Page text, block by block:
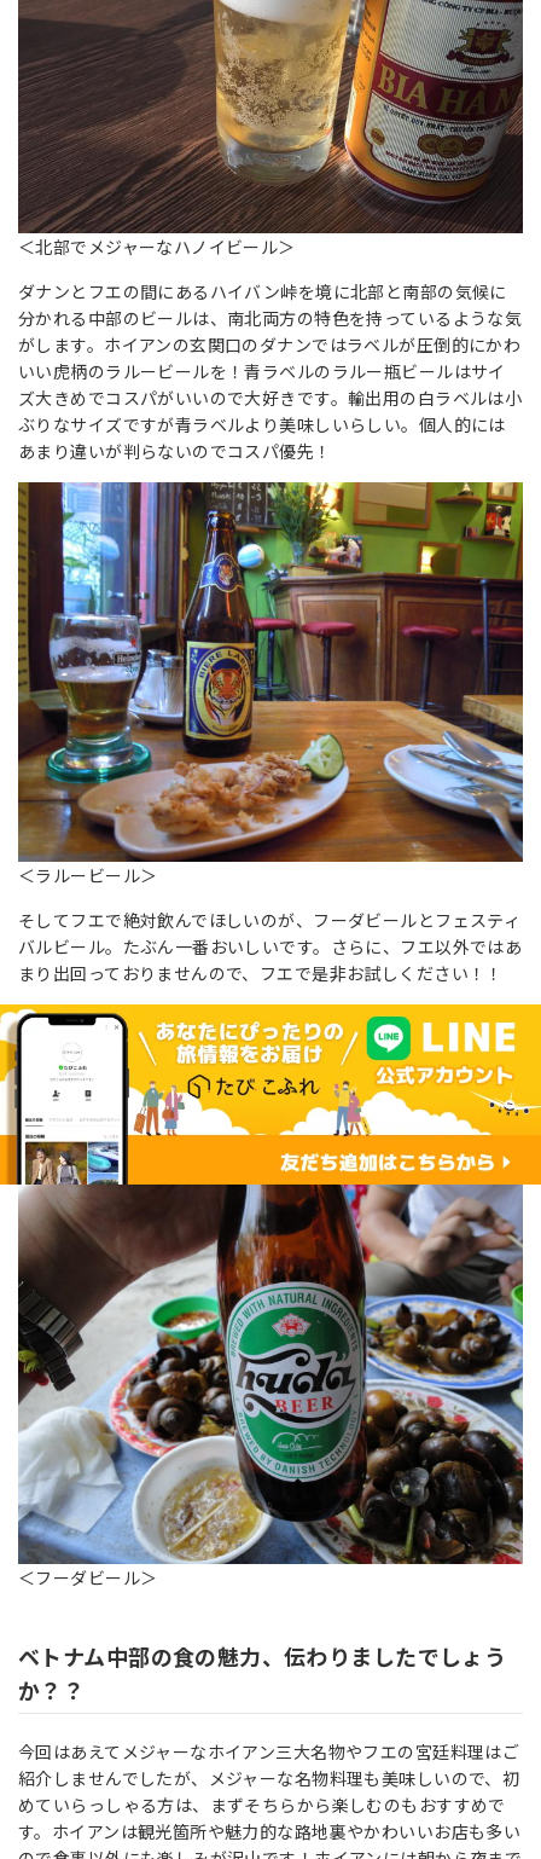
＜北部でメジャーなハノイビール＞
ダナンとフエの間にあるハイバン峠を境に北部と南部の気候に
分かれる中部のビールは、南北両方の特色を持っているような気
がします。ホイアンの玄関口のダナンではラベルが圧倒的にかわ
いい虎柄のラルービールを！青ラベルのラルー瓶ビールはサイ
ズ大きめでコスパがいいので大好きです。輸出用の白ラベルは小
ぶりなサイズですが青ラベルより美味しいらしい。個人的には
あまり違いが判らないのでコスパ優先！
＜ラルービール＞
そしてフエで絶対飲んでほしいのが、フーダビールとフェスティ
バルビール。たぶん一番おいしいです。さらに、フエ以外ではあ
まり出回っておりませんので、フエで是非お試しください！！
＜フーダビール＞
ベトナム中部の食の魅力、伝わりましたでしょう
か？？
今回はあえてメジャーなホイアン三大名物やフエの宮廷料理はご
紹介しませんでしたが、メジャーな名物料理も美味しいので、初
めていらっしゃる方は、まずそちらから楽しむのもおすすめで
す。ホイアンは観光箇所や魅力的な路地裏やかわいいお店も多い